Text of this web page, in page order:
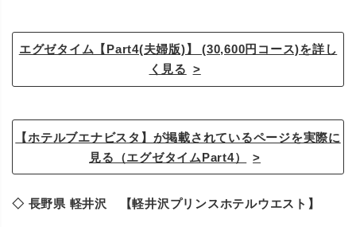
エグゼタイム【Part4(夫婦版)】 (30,600円コース)を詳し
く見る
【ホテルブエナビスタ】が掲載されているページを実際に
見る（エグゼタイムPart4）
◇ 長野県 軽井沢 【軽井沢プリンスホテルウエスト】